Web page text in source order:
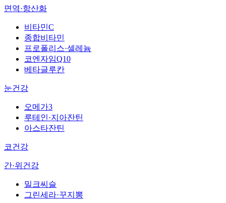
면역·항산화
비타민C
종합비타민
프로폴리스·셀레늄
코엔자임Q10
베타글루칸
눈건강
오메가3
루테인·지아잔틴
아스타잔틴
코건강
간·위건강
밀크씨슬
그린세라·꾸지뽕